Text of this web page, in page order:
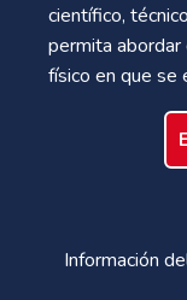
científico,
permita
físico en que se
Información